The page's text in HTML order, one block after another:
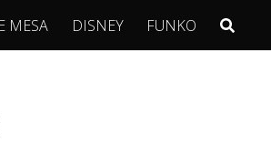
MESA DISNEY FUNKO